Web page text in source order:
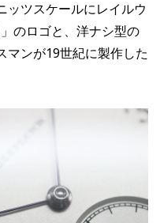
ッツスケールにレイルウ
のロゴと、洋ナシ型の
マンが19世紀に製作した